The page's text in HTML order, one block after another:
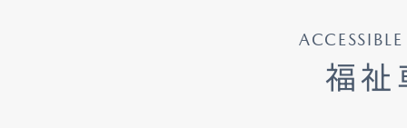
福祉